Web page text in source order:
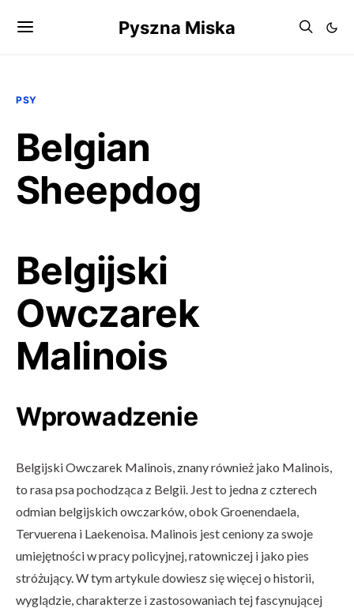
Pyszna Miska
PSY
Belgian
Sheepdog
Belgijski
Owczarek
Malinois
Wprowadzenie
Belgijski Owczarek Malinois, znany również jako Malinois,
to rasa psa pochodząca z Belgii. Jest to jedna z czterech
odmian belgijskich owczarków, obok Groenendaela,
Tervuerena i Laekenoisa. Malinois jest ceniony za swoje
umiejętności w pracy policyjnej, ratowniczej i jako pies
stróżujący. W tym artykule dowiesz się więcej o historii,
wyglądzie, charakterze i zastosowaniach tej fascynującej